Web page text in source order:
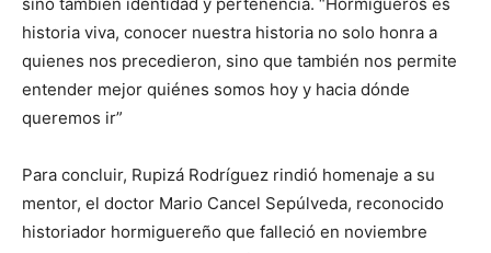
historia viva, conocer nuestra historia no solo honra a
quienes nos precedieron, sino que también nos permite
entender mejor quiénes somos hoy y hacia dónde
queremos ir”
Para concluir, Rupizá Rodríguez rindió homenaje a su
mentor, el doctor Mario Cancel Sepúlveda, reconocido
historiador hormiguereño que falleció en noviembre